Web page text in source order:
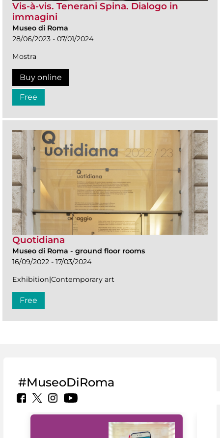
Vis-à-vis. Tenerani Spina. Dialogo in
immagini
Museo di Roma
28/06/2023 - 07/01/2024
Mostra
Buy online
Free
Quotidiana
Museo di Roma - ground floor rooms
16/09/2022 - 17/03/2024
Exhibition|Contemporary art
Free
#MuseoDiRoma